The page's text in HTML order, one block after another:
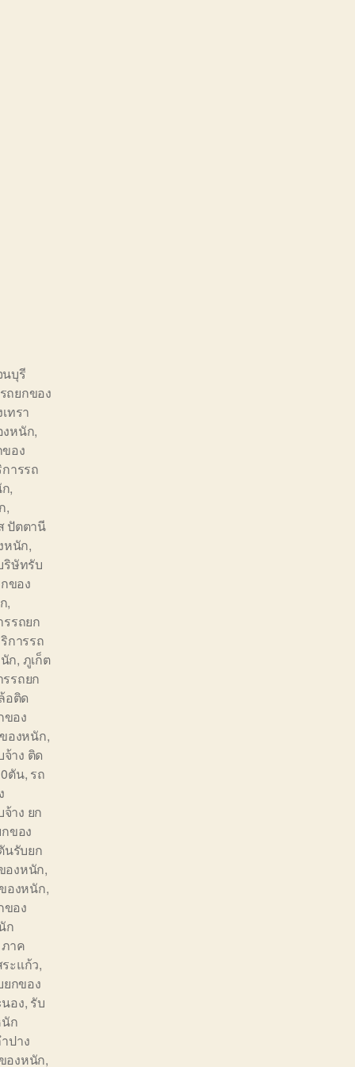
บุรี
ถยกของ
ทรา
งหนัก,
อง
ารรถ
,
,
ปัตตานี
หนัก,
ริษัทรับ
ของ
,
รรถยก
การรถ
ก, ภูเก็ต
รถยก
อติด
ของ
องหนัก,
าง ติด
ตัน, รถ
าง ยก
ของ
นรับยก
องหนัก,
องหนัก,
ของ
ก
าค
ะแก้ว,
ยกของ
อง, รับ
ก
ปาง
องหนัก,